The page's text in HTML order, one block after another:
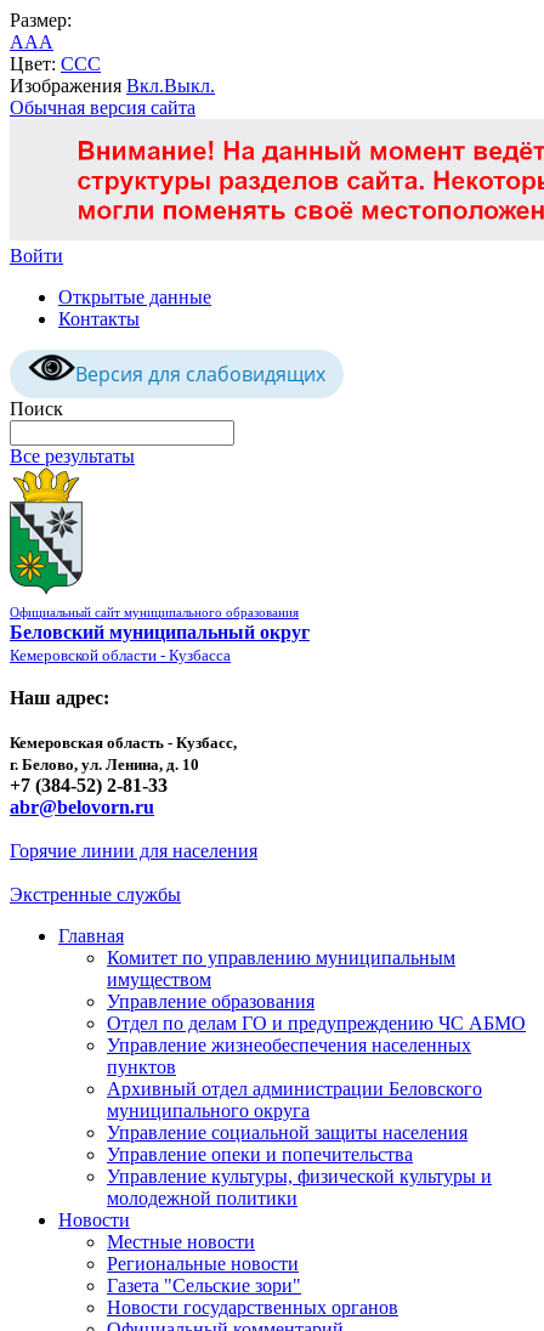
Размер:
AAA
Цвет: CCC
Изображения Вкл.Выкл.
Обычная версия сайта
Войти
Открытые данные
Контакты
Версия для слабовидящих
Поиск
Все результаты
Официальный сайт муниципального образования
Беловский муниципальный округ
Кемеровской области - Кузбасса
Наш адрес:
Кемеровская область - Кузбасс,
г. Белово, ул. Ленина, д. 10
+7 (384-52) 2-81-33
abr@belovorn.ru
Горячие линии для населения
Экстренные службы
Главная
Комитет по управлению муниципальным
имуществом
Управление образования
Отдел по делам ГО и предупреждению ЧС АБМО
Управление жизнеобеспечения населенных
пунктов
Архивный отдел администрации Беловского
муниципального округа
Управление социальной защиты населения
Управление опеки и попечительства
Управление культуры, физической культуры и
молодежной политики
Новости
Местные новости
Региональные новости
Газета "Сельские зори"
Новости государственных органов